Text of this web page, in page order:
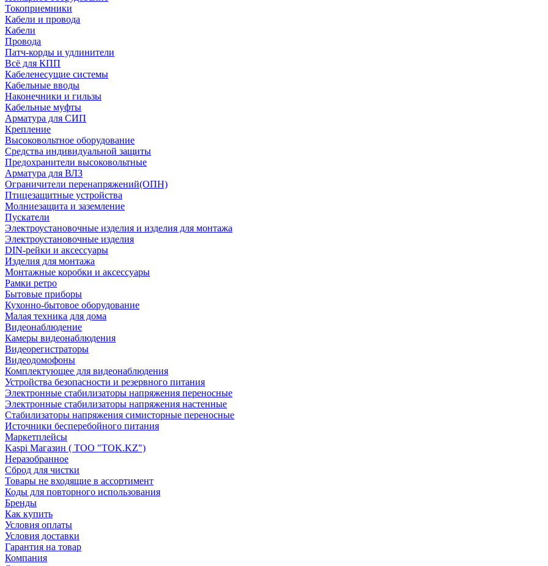
Токоприемники
Кабели и провода
Кабели
Провода
Патч-корды и удлинители
Всё для КПП
Кабеленесущие системы
Кабельные вводы
Наконечники и гильзы
Кабельные муфты
Арматура для СИП
Крепление
Высоковольтное оборудование
Средства индивидуальной защиты
Предохранители высоковольтные
Арматура для ВЛЗ
Ограничители перенапряжений(ОПН)
Птицезащитные устройства
Молниезащита и заземление
Пускатели
Электроустановочные изделия и изделия для монтажа
Электроустановочные изделия
DIN-рейки и аксессуары
Изделия для монтажа
Монтажные коробки и аксессуары
Рамки ретро
Бытовые приборы
Кухонно-бытовое оборудование
Малая техника для дома
Видеонаблюдение
Камеры видеонаблюдения
Видеорегистраторы
Видеодомофоны
Комплектующее для видеонаблюдения
Устройства безопасности и резервного питания
Электронные стабилизаторы напряжения переносные
Электронные стабилизаторы напряжения настенные
Стабилизаторы напряжения симисторные переносные
Источники бесперебойного питания
Маркетплейсы
Kaspi Магазин ( ТОО "TOK.KZ")
Неразобранное
Сброд для чистки
Товары не входящие в ассортимент
Коды для повторного использования
Бренды
Как купить
Условия оплаты
Условия доставки
Гарантия на товар
Компания